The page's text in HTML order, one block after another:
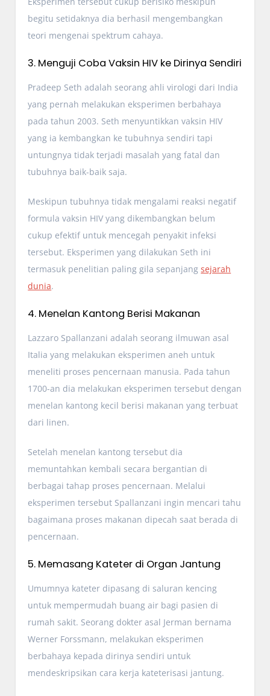
begitu setidaknya dia berhasil mengembangkan
teori mengenai spektrum cahaya.
3. Menguji Coba Vaksin HIV ke Dirinya Sendiri
Pradeep Seth adalah seorang ahli virologi dari India
yang pernah melakukan eksperimen berbahaya
pada tahun 2003. Seth menyuntikkan vaksin HIV
yang ia kembangkan ke tubuhnya sendiri tapi
untungnya tidak terjadi masalah yang fatal dan
tubuhnya baik-baik saja.
Meskipun tubuhnya tidak mengalami reaksi negatif
formula vaksin HIV yang dikembangkan belum
cukup efektif untuk mencegah penyakit infeksi
tersebut. Eksperimen yang dilakukan Seth ini
termasuk penelitian paling gila sepanjangsejarah
dunia.
4. Menelan Kantong Berisi Makanan
Lazzaro Spallanzani adalah seorang ilmuwan asal
Italia yang melakukan eksperimen aneh untuk
meneliti proses pencernaan manusia. Pada tahun
1700-an dia melakukan eksperimen tersebut dengan
menelan kantong kecil berisi makanan yang terbuat
dari linen.
Setelah menelan kantong tersebut dia
memuntahkan kembali secara bergantian di
berbagai tahap proses pencernaan. Melalui
eksperimen tersebut Spallanzani ingin mencari tahu
bagaimana proses makanan dipecah saat berada di
pencernaan.
5. Memasang Kateter di Organ Jantung
Umumnya kateter dipasang di saluran kencing
untuk mempermudah buang air bagi pasien di
rumah sakit. Seorang dokter asal Jerman bernama
Werner Forssmann, melakukan eksperimen
berbahaya kepada dirinya sendiri untuk
mendeskripsikan cara kerja kateterisasi jantung.